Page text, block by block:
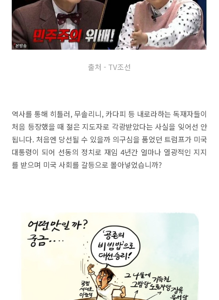
출처 - TV조선
역사를 통해 히틀러, 무솔리니, 카다피 등 내로라하는 독재자들이
처음 등장했을 때 젊은 지도자로 각광받았다는 사실을 잊어선 안
됩니다. 처음엔 당선될 수 있을까 의구심을 품었던 트럼프가 미국
대통령이 되어 선동의 정치로 재임 4년간 얼마나 열광적인 지지
를 받으며 미국 사회를 갈등으로 몰아넣었습니까?